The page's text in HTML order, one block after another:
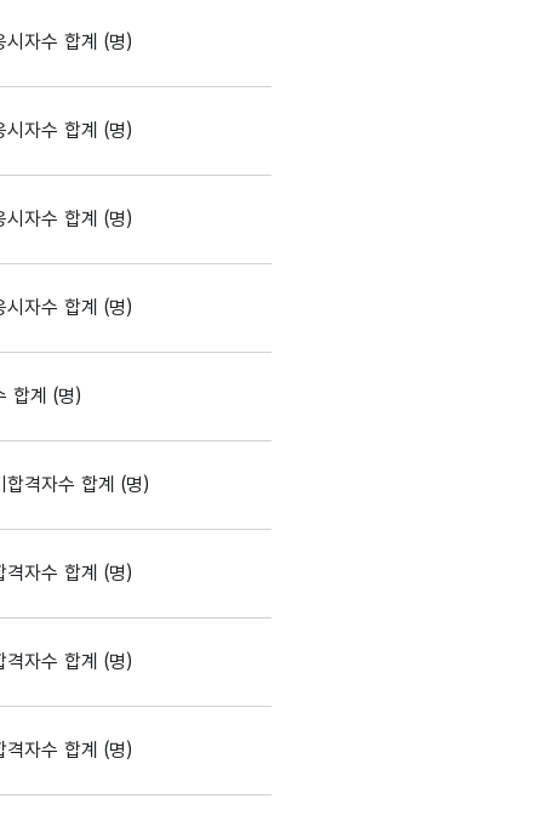
자수 합계 (명)
자수 합계 (명)
자수 합계 (명)
자수 합계 (명)
합계 (명)
격자수 합계 (명)
자수 합계 (명)
자수 합계 (명)
자수 합계 (명)